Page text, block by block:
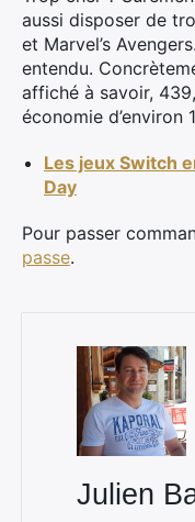
aussi disposer de
et Marvel’s
entendu.
affiché à savoir,
économie d’environ
Les jeux Switch
Day
Pour passer
passe.
Julien